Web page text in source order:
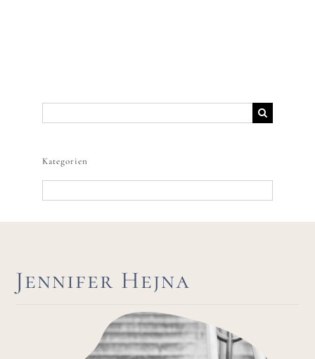
nach:
Kategorien
Jennifer Hejna